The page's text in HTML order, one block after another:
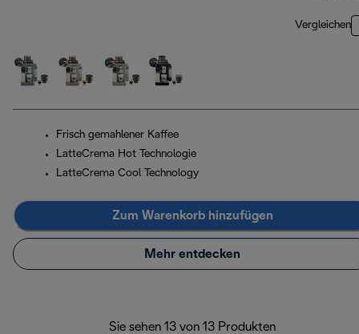
Vergleichen
Frisch gemahlener Kaffee
LatteCrema Hot Technologie
LatteCrema Cool Technology
Zum Warenkorb hinzufügen
Mehr entdecken
Sie sehen 13 von 13 Produkten